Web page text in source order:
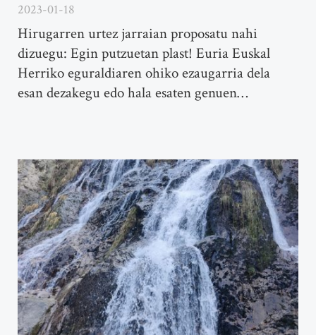
2023-01-18
Hirugarren urtez jarraian proposatu nahi
dizuegu: Egin putzuetan plast! Euria Euskal
Herriko eguraldiaren ohiko ezaugarria dela
esan dezakegu edo hala esaten genuen…